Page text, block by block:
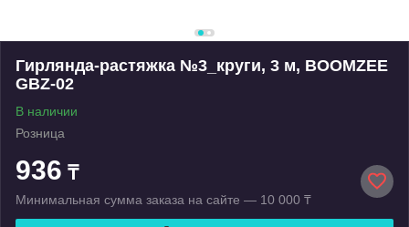
Гирлянда-растяжка №3_круги, 3 м, BOOMZEE
GBZ-02
В наличии
Розница
936 ₸
Минимальная сумма заказа на сайте — 10 000 ₸